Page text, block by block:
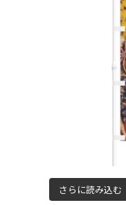
さらに読み込む